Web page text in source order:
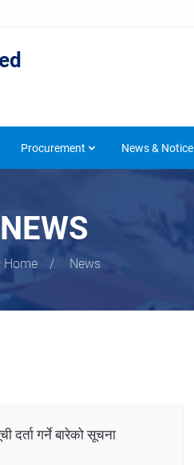
Procurement News & Notice
NEWS
Home News
गर्ने बारेको सूचना